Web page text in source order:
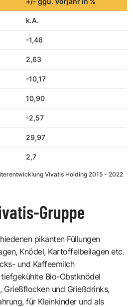
k.A.
-1,46
2,63
-10,17
10,90
-2,57
29,97
2,7
Vivatis Holding 2015 - 2022
Gruppe
pikanten Füllungen
Knödel, Kartoffelbeilagen etc.
und Kaffeemilch
tiefgekühlte Bio-Obstknödel
Grießflocken und Grießdrinks,
für Kleinkinder und als